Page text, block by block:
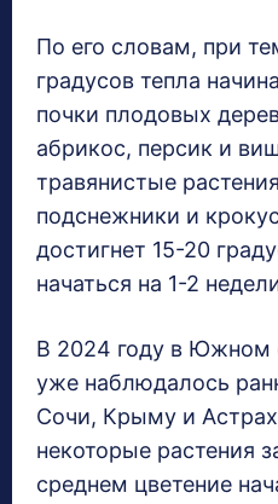
По его словам, при
градусов тепла
почки плодовых
абрикос, персик и
травянистые
подснежники и
достигнет 15-20
начаться на 1-2
В 2024 году в Южном
уже наблюдалось
Сочи, Крыму и
некоторые растения
среднем цветение